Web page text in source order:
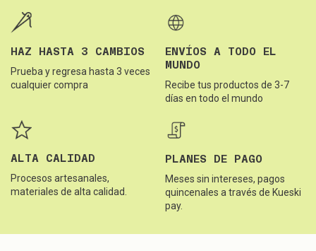
HAZ HASTA 3 CAMBIOS
Prueba y regresa hasta 3 veces
cualquier compra
ENVÍOS A TODO EL
MUNDO
Recibe tus productos de 3-7
días en todo el mundo
ALTA CALIDAD
Procesos artesanales,
materiales de alta calidad.
PLANES DE PAGO
Meses sin intereses, pagos
quincenales a través de Kueski
pay.